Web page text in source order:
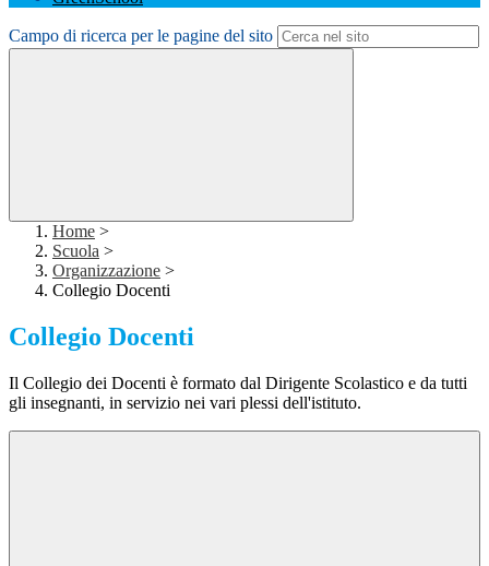
Campo di ricerca per le pagine del sito
Home >
Scuola >
Organizzazione >
Collegio Docenti
Collegio Docenti
Il Collegio dei Docenti è formato dal Dirigente Scolastico e da tutti
gli insegnanti, in servizio nei vari plessi dell'istituto.